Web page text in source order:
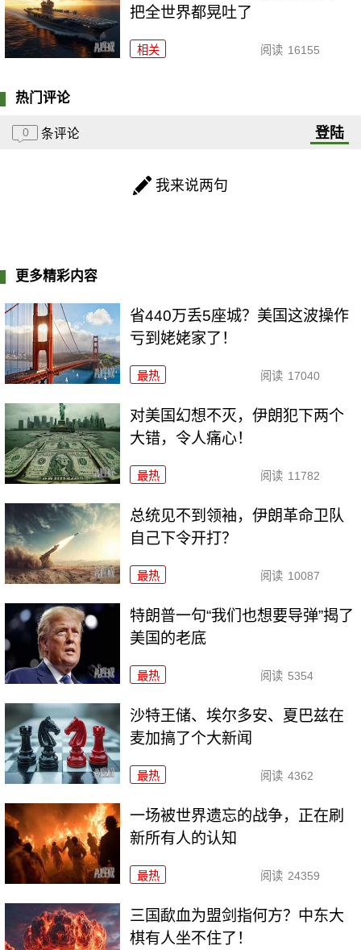
把全世界都晃吐了
相关 阅读 16155
热门评论
0 条评论 登陆
我来说两句
更多精彩内容
省440万丢5座城？美国这波操作
亏到姥姥家了！
最热 阅读 17040
对美国幻想不灭，伊朗犯下两个
大错，令人痛心！
最热 阅读 11782
总统见不到领袖，伊朗革命卫队
自己下令开打？
最热 阅读 10087
特朗普一句“我们也想要导弹”揭了
美国的老底
最热 阅读 5354
沙特王储、埃尔多安、夏巴兹在
麦加搞了个大新闻
最热 阅读 4362
一场被世界遗忘的战争，正在刷
新所有人的认知
最热 阅读 24359
三国歃血为盟剑指何方？中东大
棋有人坐不住了！